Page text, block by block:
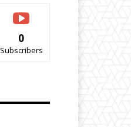
0
Subscribers